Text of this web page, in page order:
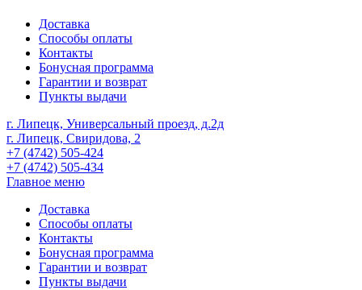
Доставка
Способы оплаты
Контакты
Бонусная программа
Гарантии и возврат
Пункты выдачи
г. Липецк, Универсальный проезд, д.2д
г. Липецк, Свиридова, 2
+7 (4742) 505-424
+7 (4742) 505-434
Главное меню
Доставка
Способы оплаты
Контакты
Бонусная программа
Гарантии и возврат
Пункты выдачи